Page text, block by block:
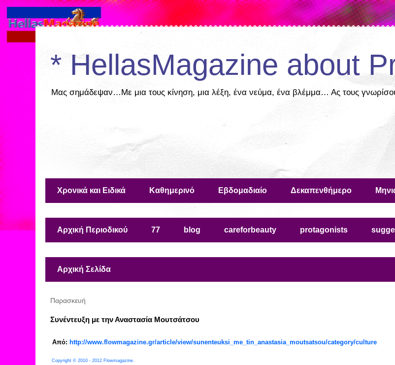
* HellasMagazine about
Μας σημάδεψαν…Με μια τους κίνηση, μια λέξη, ένα νεύμα, ένα βλέμμα… Ας τους
Χρονικά και Ειδικά Καθημερινό Εβδομαδιαίο Δεκαπενθήμερο
Αρχική Περιοδικού 77 blog careforbeauty protagonists
Αρχική Σελίδα
Παρασκευή
Συνέντευξη με την Αναστασία Μουτσάτσου
Από: http://www.flowmagazine.gr/article/view/sunenteuksi_me_tin_anastasia_moutsatsou/category/culture
Copyright © 2010 - 2012 Flowmagazine.